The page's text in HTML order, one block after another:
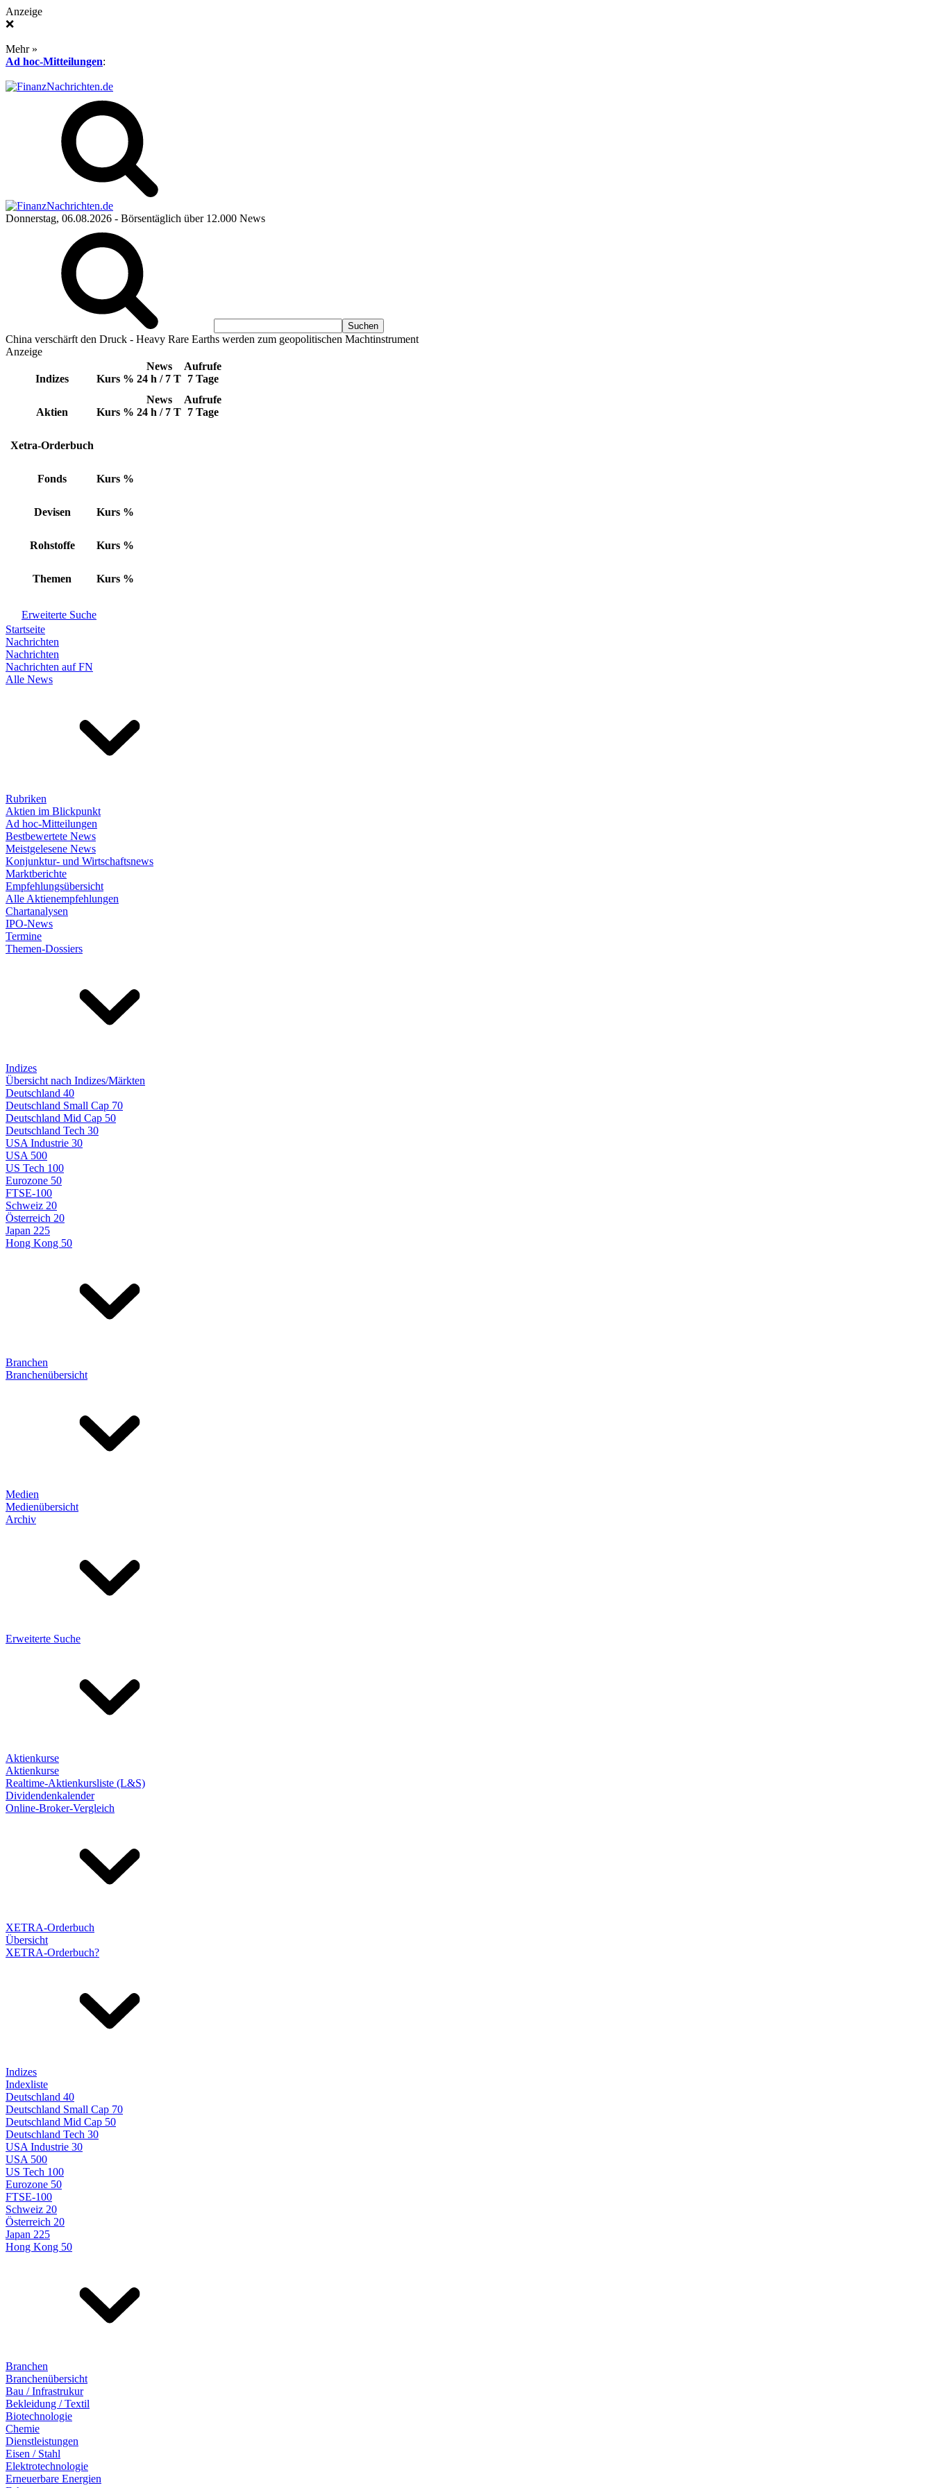
Anzeige
❌
Mehr »
Ad hoc-Mitteilungen:
Donnerstag, 06.08.2026 - Börsentäglich über 12.000 News
China verschärft den Druck - Heavy Rare Earths werden zum geopolitischen Machtinstrument
Anzeige
Indizes Kurs %
News
24 h / 7 T
Aufrufe
7 Tage
Aktien Kurs %
News
24 h / 7 T
Aufrufe
7 Tage
Xetra-Orderbuch
Fonds Kurs %
Devisen Kurs %
Rohstoffe Kurs %
Themen Kurs %
Erweiterte Suche
Startseite
Nachrichten
Nachrichten
Nachrichten auf FN
Alle News
Rubriken
Aktien im Blickpunkt
Ad hoc-Mitteilungen
Bestbewertete News
Meistgelesene News
Konjunktur- und Wirtschaftsnews
Marktberichte
Empfehlungsübersicht
Alle Aktienempfehlungen
Chartanalysen
IPO-News
Termine
Themen-Dossiers
Indizes
Übersicht nach Indizes/Märkten
Deutschland 40
Deutschland Small Cap 70
Deutschland Mid Cap 50
Deutschland Tech 30
USA Industrie 30
USA 500
US Tech 100
Eurozone 50
FTSE-100
Schweiz 20
Österreich 20
Japan 225
Hong Kong 50
Branchen
Branchenübersicht
Medien
Medienübersicht
Archiv
Erweiterte Suche
Aktienkurse
Aktienkurse
Realtime-Aktienkursliste (L&S)
Dividendenkalender
Online-Broker-Vergleich
XETRA-Orderbuch
Übersicht
XETRA-Orderbuch?
Indizes
Indexliste
Deutschland 40
Deutschland Small Cap 70
Deutschland Mid Cap 50
Deutschland Tech 30
USA Industrie 30
USA 500
US Tech 100
Eurozone 50
FTSE-100
Schweiz 20
Österreich 20
Japan 225
Hong Kong 50
Branchen
Branchenübersicht
Bau / Infrastrukur
Bekleidung / Textil
Biotechnologie
Chemie
Dienstleistungen
Eisen / Stahl
Elektrotechnologie
Erneuerbare Energien